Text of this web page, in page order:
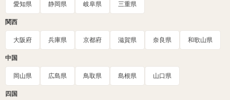
愛知県 静岡県 岐阜県 三重県
関西
大阪府 兵庫県 京都府 滋賀県 奈良県 和歌山県
中国
岡山県 広島県 鳥取県 島根県 山口県
四国